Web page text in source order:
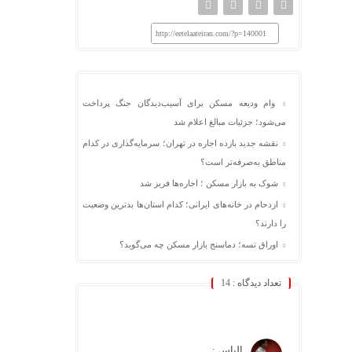
http://eetelaateiran.com/?p=140001
وام ودیعه مسکن برای آسیب‌دیدگان جنگ پرداخت
می‌شود؛ جزئیات مبالغ اعلام شد
نقشه جدید بازده اجاره در تهران؛ سرمایه‌گذاری در کدام
مناطق به‌صرفه‌تر است؟
شوک به بازار مسکن ؛ اجاره‌ها فریز شد
ازدحام در خانه‌های ایرانی؛ کدام استان‌ها بدترین وضعیت
را دارند؟
اوراق تسه؛ دماسنج بازار مسکن چه می‌گوید؟
تعداد دیدگاه : 14